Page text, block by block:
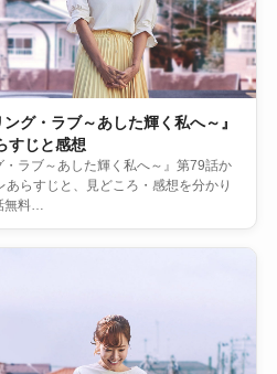
グ・ラブ～あした輝く私へ～』
すじと感想
ラブ～あした輝く私へ～』第79話か
らすじと、見どころ・感想を分かり
無料…